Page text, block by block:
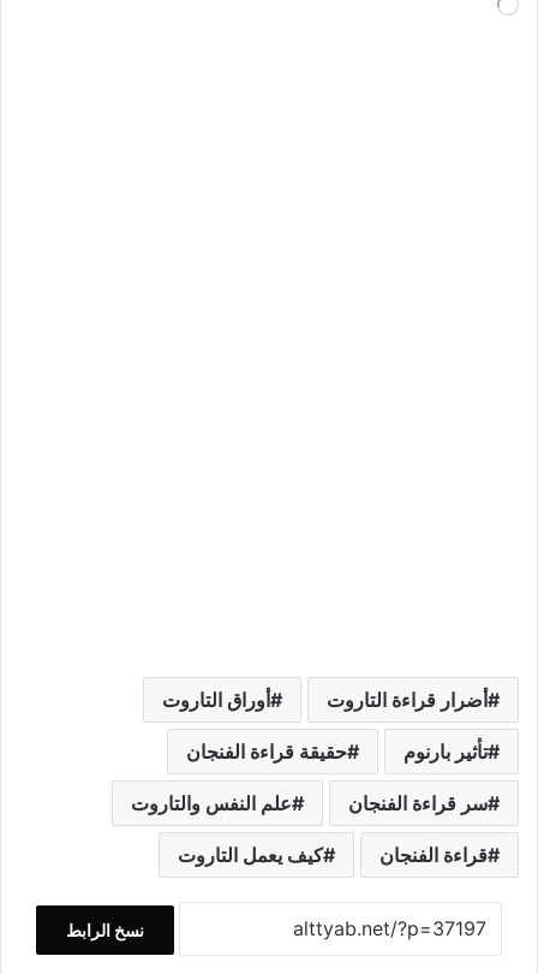
أضرار قراءة التاروت أوراق التاروت
تأثير بارنوم حقيقة قراءة الفنجان
سر قراءة الفنجان علم النفس والتاروت
قراءة الفنجان كيف يعمل التاروت
نسخ الرابط